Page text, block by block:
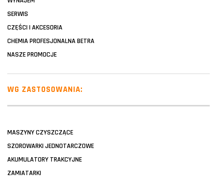
SERWIS
CZĘŚCI I AKCESORIA
CHEMIA PROFESJONALNA BETRA
NASZE PROMOCJE
WG ZASTOSOWANIA:
MASZYNY CZYSZCZĄCE
SZOROWARKI JEDNOTARCZOWE
AKUMULATORY TRAKCYJNE
ZAMIATARKI